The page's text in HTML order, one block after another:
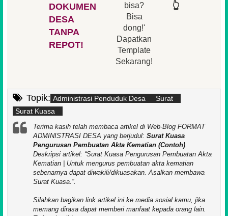
DOKUMEN
DESA
TANPA
REPOT!
bisa?
Bisa
dong!'
Dapatkan
Template
Sekarang!
👆
Topik: Administrasi Penduduk Desa
Surat
Surat Kuasa
Terima kasih telah membaca artikel di Web-Blog FORMAT
ADMINISTRASI DESA yang berjudul: Surat Kuasa
Pengurusan Pembuatan Akta Kematian (Contoh).
Deskripsi artikel: Surat Kuasa Pengurusan Pembuatan Akta
Kematian | Untuk mengurus pembuatan akta kematian
sebenarnya dapat diwakili/dikuasakan. Asalkan membawa
Surat Kuasa. .
Silahkan bagikan link artikel ini ke media sosial kamu, jika
memang dirasa dapat memberi manfaat kepada orang lain.